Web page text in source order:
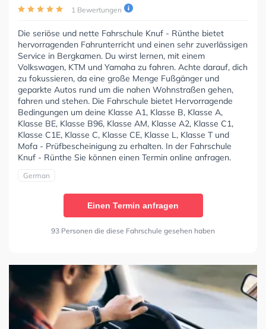
1 Bewertungen
Die seriöse und nette Fahrschule Knuf - Rünthe bietet
hervorragenden Fahrunterricht und einen sehr zuverlässigen
Service in Bergkamen. Du wirst lernen, mit einem
Volkswagen, KTM und Yamaha zu fahren. Achte darauf, dich
zu fokussieren, da eine große Menge Fußgänger und
geparkte Autos rund um die nahen Wohnstraßen gehen,
fahren und stehen. Die Fahrschule bietet Hervorragende
Bedingungen um deine Klasse A1, Klasse B, Klasse A,
Klasse BE, Klasse B96, Klasse AM, Klasse A2, Klasse C1,
Klasse C1E, Klasse C, Klasse CE, Klasse L, Klasse T und
Mofa - Prüfbescheinigung zu erhalten. In der Fahrschule
Knuf - Rünthe Sie können einen Termin online anfragen.
German
Einen Termin anfragen
93 Personen die diese Fahrschule gesehen haben